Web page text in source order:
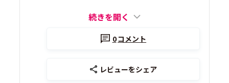
続きを開く
0コメント
レビューをシェア